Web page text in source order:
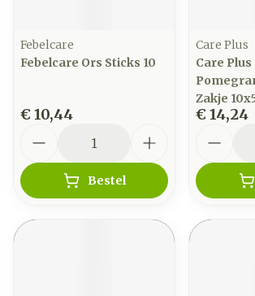
Febelcare
Febelcare Ors Sticks 10
€ 10,44
Bestel
Care Plus
Care Plus
Zakje
€ 14,24